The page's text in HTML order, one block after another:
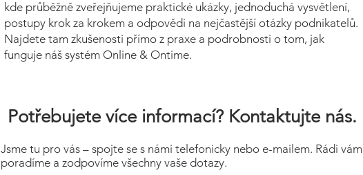
kde průběžně zveřejňujeme praktické ukázky, jednoduchá vysvětlení,
postupy krok za krokem a odpovědi na nejčastější otázky podnikatelů.
Najdete tam zkušenosti přímo z praxe a podrobnosti o tom, jak
funguje náš systém Online & Ontime.
Potřebujete více informací? Kontaktujte nás.
Jsme tu pro vás – spojte se s námi telefonicky nebo e-mailem. Rádi vám
poradíme a zodpovíme všechny vaše dotazy.